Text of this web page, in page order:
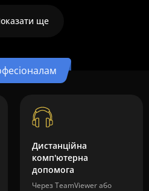
ще
Дистанційна
комп'ютерна
допомога
Через TeamViewer або